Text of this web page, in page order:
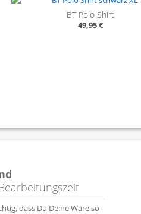
BT Polo Shirt
49,95 €
dass Du Deine Ware so